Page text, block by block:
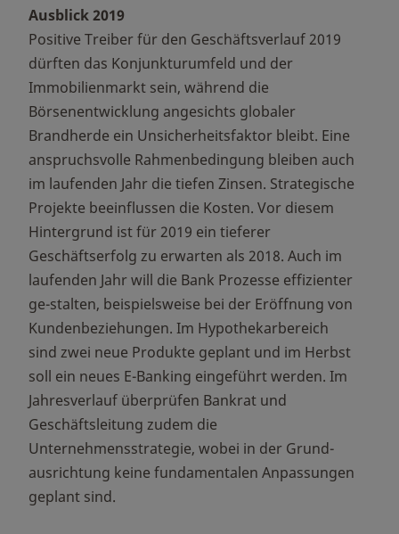
Ausblick 2019
Positive Treiber für den Geschäftsverlauf 2019
dürften das Konjunkturumfeld und der
Immobilienmarkt sein, während die
Börsenentwicklung angesichts globaler
Brandherde ein Unsicherheitsfaktor bleibt. Eine
anspruchsvolle Rahmenbedingung bleiben auch
im laufenden Jahr die tiefen Zinsen. Strategische
Projekte beeinflussen die Kosten. Vor diesem
Hintergrund ist für 2019 ein tieferer
Geschäftserfolg zu erwarten als 2018. Auch im
laufenden Jahr will die Bank Prozesse effizienter
ge-stalten, beispielsweise bei der Eröffnung von
Kundenbeziehungen. Im Hypothekarbereich
sind zwei neue Produkte geplant und im Herbst
soll ein neues E-Banking eingeführt werden. Im
Jahresverlauf überprüfen Bankrat und
Geschäftsleitung zudem die
Unternehmensstrategie, wobei in der Grund-
ausrichtung keine fundamentalen Anpassungen
geplant sind.